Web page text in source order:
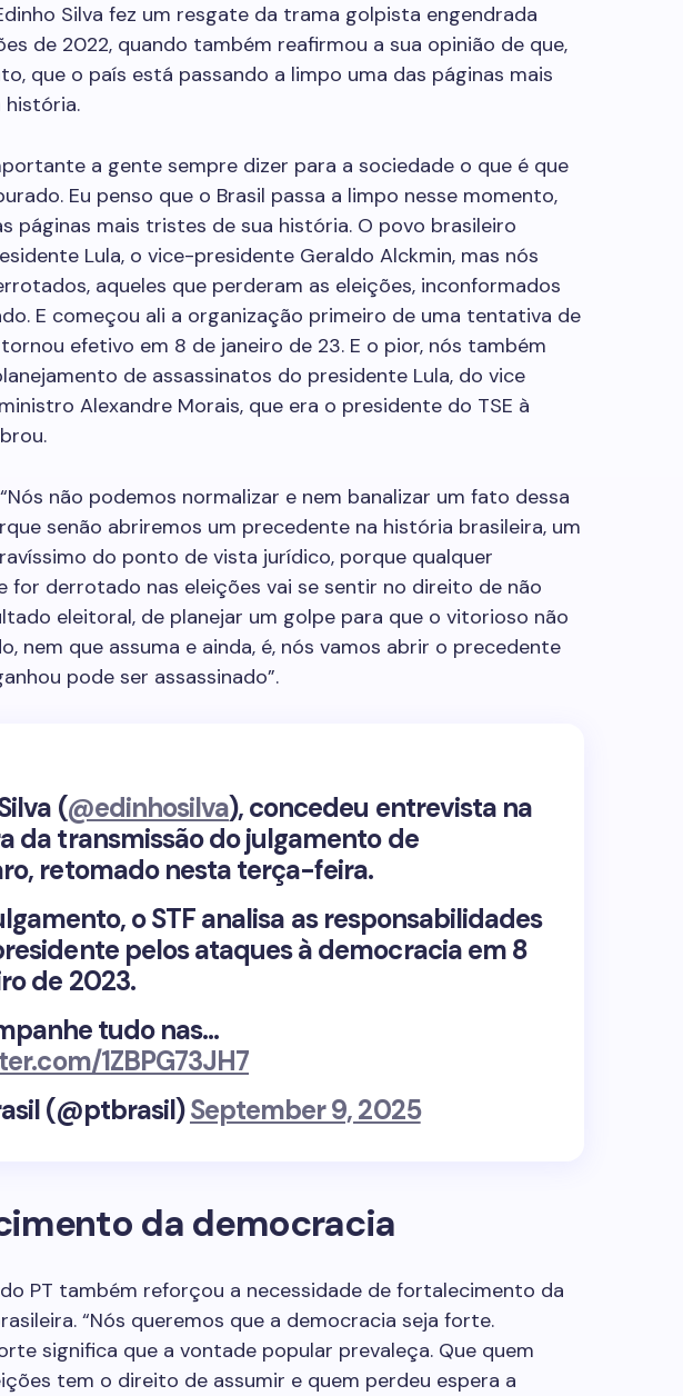
Silva fez um resgate da trama golpista engendrada
de 2022, quando também reafirmou a sua opinião de que,
que o país está passando a limpo uma das páginas mais
a gente sempre dizer para a sociedade o que é que
Eu penso que o Brasil passa a limpo nesse momento,
páginas mais tristes de sua história. O povo brasileiro
Lula, o vice-presidente Geraldo Alckmin, mas nós
aqueles que perderam as eleições, inconformados
E começou ali a organização primeiro de uma tentativa de
efetivo em 8 de janeiro de 23. E o pior, nós também
de assassinatos do presidente Lula, do vice
Alexandre Morais, que era o presidente do TSE à
não podemos normalizar e nem banalizar um fato dessa
senão abriremos um precedente na história brasileira, um
do ponto de vista jurídico, porque qualquer
for derrotado nas eleições vai se sentir no direito de não
eleitoral, de planejar um golpe para que o vitorioso não
nem que assuma e ainda, é, nós vamos abrir o precedente
pode ser assassinado”.
(@edinhosilva), concedeu entrevista na
da transmissão do julgamento de
retomado nesta terça-feira.
o STF analisa as responsabilidades
pelos ataques à democracia em 8
de 2023.
tudo nas…
1ZBPG73JH7
(@ptbrasil)September 9, 2025
da democracia
PT também reforçou a necessidade de fortalecimento da
“Nós queremos que a democracia seja forte.
significa que a vontade popular prevaleça. Que quem
tem o direito de assumir e quem perdeu espera a